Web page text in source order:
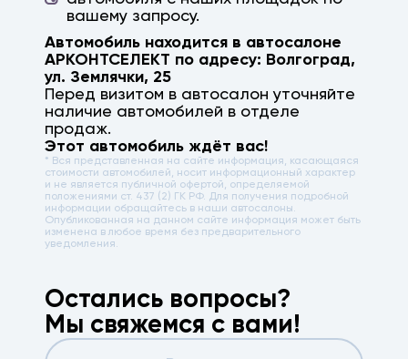
вашему запросу.
Автомобиль находится в автосалоне
АРКОНТСЕЛЕКТ по адресу: Волгоград,
ул. Землячки, 25
Перед визитом в автосалон уточняйте
наличие автомобилей в отделе
продаж.
Этот автомобиль ждёт вас!
* Вся представленная на сайте информация, касающаяся
стоимости автомобилей, носит информационный характер
и не является публичной офертой, определяемой
положениями ст. 437 (2) ГК РФ. Для получения подробной
информации обращайтесь в наши автосалоны.
Опубликованная на данном сайте информация может быть
изменена в любое время без предварительного
уведомления.
Остались вопросы?
Мы свяжемся с вами!